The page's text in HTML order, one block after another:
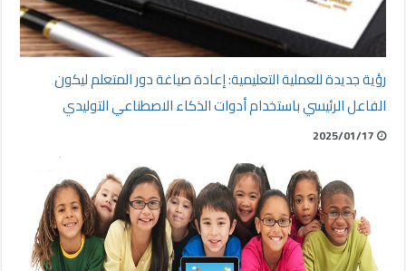
رؤية جديدة للعملية التعليمية: إعادة صياغة دور المتعلم ليكون
الفاعل الرئيسي باستخدام أدوات الذكاء الاصطناعي التوليدي
2025/01/17